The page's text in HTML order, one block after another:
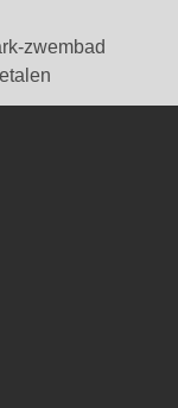
zwembad